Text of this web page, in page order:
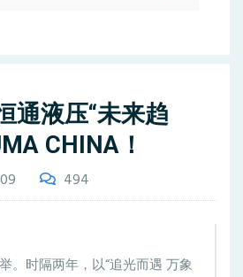
通液压“未来趋
CHINA！
494
。时隔两年，以“追光而遇 万象